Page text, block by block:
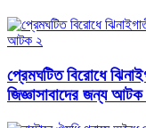
প্রেমঘটিত বিরোধে
জিজ্ঞাসাবাদের জন্য